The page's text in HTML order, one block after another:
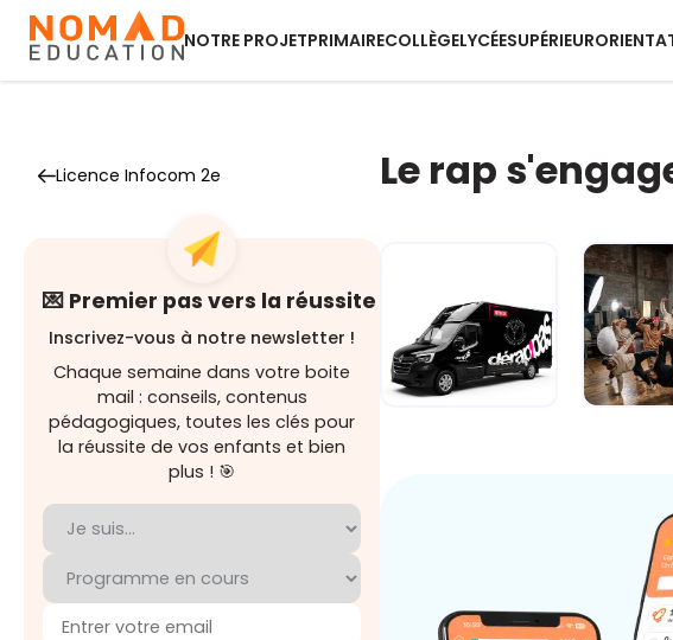
NOTRE PROJETPRIMAIRECOLLÈGELYCÉESUPÉRIEUR
Licence Infocom 2e
💌 Premier pas vers la réussite
Inscrivez-vous à notre newsletter !
Chaque semaine dans votre boite
mail : conseils, contenus
pédagogiques, toutes les clés pour
la réussite de vos enfants et bien
plus ! 🎯
Le rap